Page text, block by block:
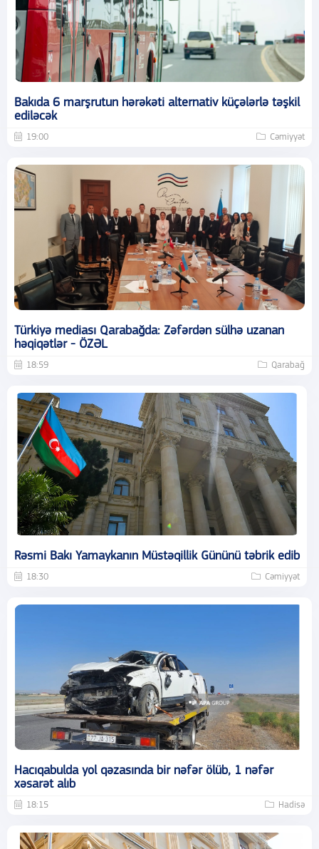
Bakıda 6 marşrutun hərəkəti alternativ küçələrlə təşkil
ediləcək
19:00 Cəmiyyət
Türkiyə mediası Qarabağda: Zəfərdən sülhə uzanan
həqiqətlər - ÖZƏL
18:59 Qarabağ
Rəsmi Bakı Yamaykanın Müstəqillik Gününü təbrik edib
18:30 Cəmiyyət
Hacıqabulda yol qəzasında bir nəfər ölüb, 1 nəfər
xəsarət alıb
18:15 Hadisə